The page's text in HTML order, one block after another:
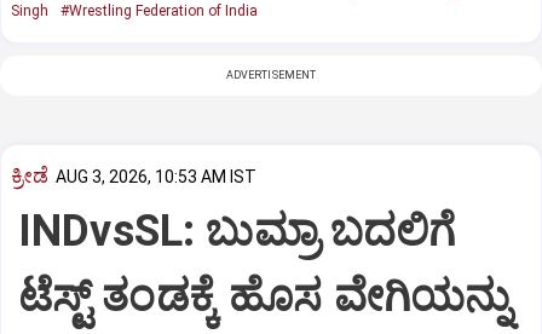
Singh
#Wrestling Federation of India
ADVERTISEMENT
ಕ್ರೀಡೆ AUG 3, 2026, 10:53 AM IST
INDvsSL: ಬುಮ್ರಾ ಬದಲಿಗೆ
ಟೆಸ್ಟ್‌ ತಂಡಕ್ಕೆ ಹೊಸ ವೇಗಿಯನ್ನು